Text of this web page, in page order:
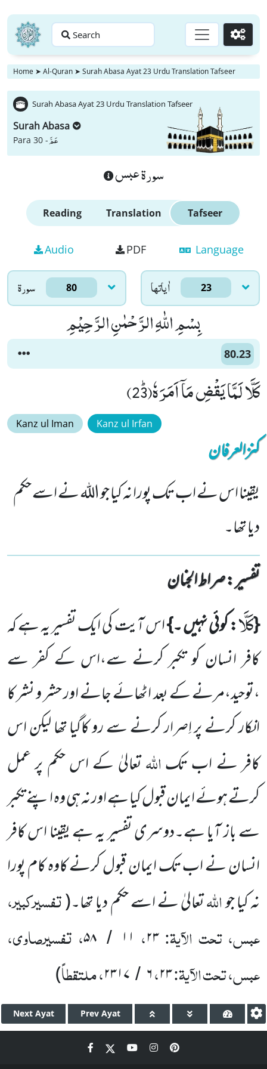
Search Go
Home ➤ Al-Quran ➤ Surah Abasa Ayat 23 Urdu Translation Tafseer
Surah Abasa Ayat 23 Urdu Translation Tafseer
Surah Abasa
Para 30 -عَمَّ
سورة عبس
Reading Translation Tafseer
Audio PDF Language
سورۃ 80 اٰياتها 23
بِسْمِ اللّٰهِ الرَّحْمٰنِ الرَّحِیْمِ
80.23
كَلَّا لَمَّا یَقْضِ مَاۤ اَمَرَهٗﭤ(23)
Kanz ul Iman Kanz ul Irfan
کنزالعرفان
یقینا اس نے اب تک پورا نہ کیا جو اللہ نے اسے حکم
دیا تھا۔
تفسیر : ‎صراط الجنان
{كَلَّا: کوئی نہیں ۔}اس آیت کی ایک تفسیر یہ ہے کہ
کافر انسان کو تکبر کرنے سے،اس کے کفر سے
،توحید،مرنے کے بعد اٹھائے جانے اور حشر و نشر کا
انکار کرنے پر اِصرار کرنے سے رو کاگیا تھا لیکن اس
کافر نے اب تکاللّٰہتعالیٰ کے اس حکم پر عمل
کرتے ہوئے ایمان قبول کیا ہے اور نہ ہی وہ اپنے تکبر
سے باز آیا ہے۔دوسری تفسیر یہ ہے یقینا اس کافر
انسان نے اب تک ایمان قبول کرنے کاوہ کام پورا
نہ کیا جواللّٰہتعالیٰ نے اسے حکم دیا تھا۔(تفسیرکبیر،
عبس، تحت الآیۃ:۲۳، ۱۱ / ۵۸، تفسیرصاوی،
عبس، تحت الآیۃ:۲۳،۶ / ۲۳۱۷، ملتقطاً)
Next Ayat Prev Ayat